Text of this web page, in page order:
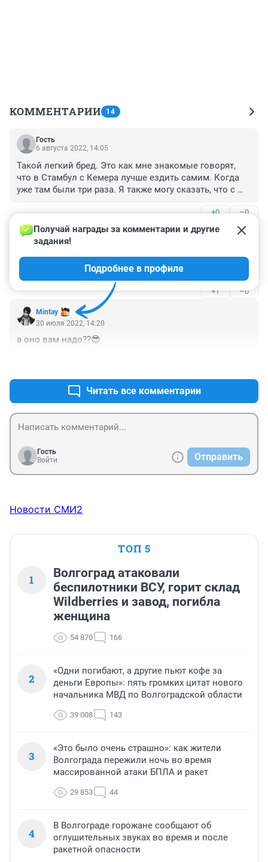
КОММЕНТАРИИ 14
Гость
6 августа 2022, 14:05
Такой легкий бред. Это как мне знакомые говорят,
что в Стамбул с Кемера лучше ездить самим. Когда
уже там были три раза. Я также могу сказать, что с
в Камбоджу. Тоже были. Но! Это с Пхукета. На
аиразия. Те, ещё приключения.
+0 –0
Гость
30 июля 2022, 15:01
У 70% россиян нет даже загранпаспортов, не то чтобы
денег на такие путешествия.
+1 –0
Mintay
Получай награды за комментарии и другие
задания!
Подробнее в профиле
30 июля 2022, 14:20
а оно вам надо??😎
Читать все комментарии
Гость
Войти
Отправить
Новости СМИ2
ТОП 5
1
Волгоград атаковали
беспилотники ВСУ, горит склад
Wildberries и завод, погибла
женщина
54 870 166
2
«Одни погибают, а другие пьют кофе за
деньги Европы»: пять громких цитат нового
начальника МВД по Волгоградской области
39 008 143
3
«Это было очень страшно»: как жители
Волгограда пережили ночь во время
массированной атаки БПЛА и ракет
29 853 44
4
В Волгограде горожане сообщают об
оглушительных звуках во время и после
ракетной опасности